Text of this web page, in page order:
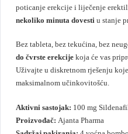
poticanje erekcije i liječenje
nekoliko minuta dovesti u stanje
Bez tableta, bez tekućina, bez
do čvrste erekcije koja će vas
Uživajte u diskretnom rješenju
maksimalnom učinkovitošću.
Aktivni sastojak: 100 mg
Proizvođač: Ajanta Pharma